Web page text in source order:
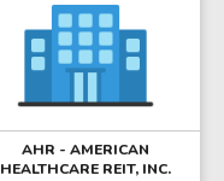
AHR - AMERICAN
HEALTHCARE REIT, INC.